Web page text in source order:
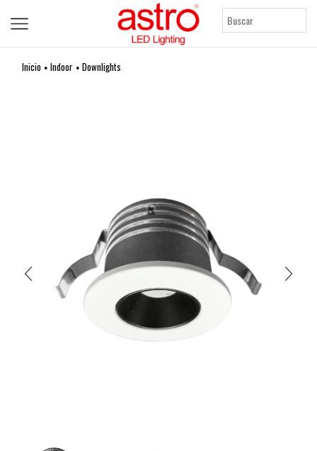
Inicio • Indoor • Downlights